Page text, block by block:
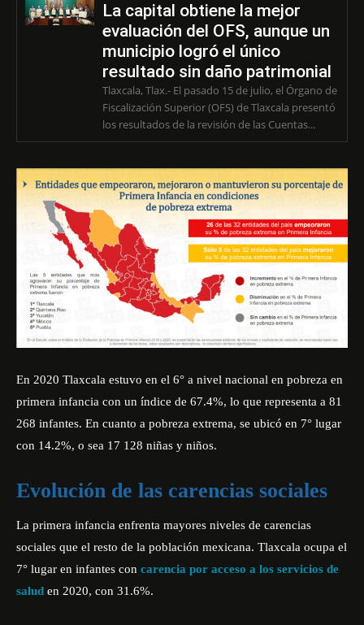
La capital obtiene la mejor
evaluación del OFS, aunque un
municipio logró el único
resultado sin daño patrimonial
Tlaxcala, Tlax.- El pasado 15 de julio, el Órgano de
Fiscalización Superior (OFS) de Tlaxcala presentó
los resultados de la revisión de las Cuentas...
En 2020 Tlaxcala estuvo en el 6° a nivel nacional en pobreza en
primera infancia con un índice de 67.4%, lo que representa a 81
268 infantes. En cuanto a pobreza extrema, se ubicó en 7° lugar
con 14.2%, o sea 17 128 niñas y niños.
Evolución de las carencias sociales
La primera infancia enfrenta mayores niveles de carencias
sociales que el resto de la población mexicana. Tlaxcala ocupa el
7° lugar en infantes con carencia por acceso a los servicios de
salud en 2020, con 31.6%.